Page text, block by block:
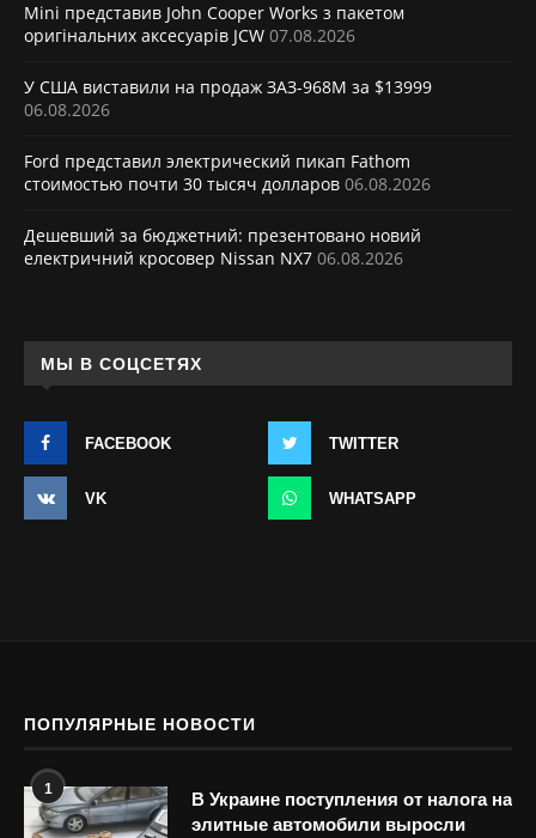
Mini представив John Cooper Works з пакетом
оригінальних аксесуарів JCW 07.08.2026
У США виставили на продаж ЗАЗ-968М за $13999
06.08.2026
Ford представил электрический пикап Fathom
стоимостью почти 30 тысяч долларов 06.08.2026
Дешевший за бюджетний: презентовано новий
електричний кросовер Nissan NX7 06.08.2026
МЫ В СОЦСЕТЯХ
FACEBOOK TWITTER
VK WHATSAPP
ПОПУЛЯРНЫЕ НОВОСТИ
1
В Украине поступления от налога на
элитные автомобили выросли